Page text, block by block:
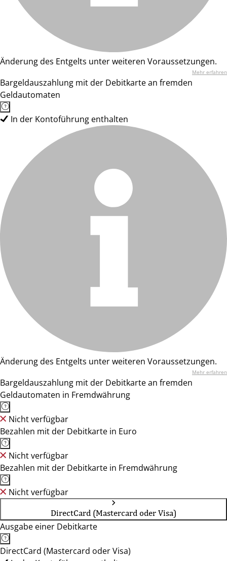
Änderung des Entgelts unter weiteren Voraussetzungen.
Mehr erfahren
Bargeldauszahlung mit der Debitkarte an fremden
Geldautomaten
In der Kontoführung enthalten
Änderung des Entgelts unter weiteren Voraussetzungen.
Mehr erfahren
Bargeldauszahlung mit der Debitkarte an fremden
Geldautomaten in Fremdwährung
Nicht verfügbar
Bezahlen mit der Debitkarte in Euro
Nicht verfügbar
Bezahlen mit der Debitkarte in Fremdwährung
Nicht verfügbar
DirectCard (Mastercard oder Visa)
Ausgabe einer Debitkarte
DirectCard (Mastercard oder Visa)